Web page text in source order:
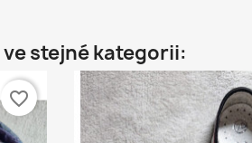
stejné kategorii:
favorite_border